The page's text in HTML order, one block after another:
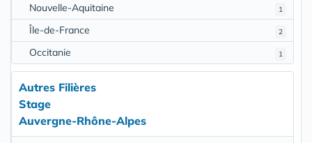
1
Nouvelle-Aquitaine
2
Île-de-France
1
Occitanie
Autres Filières
Stage
Auvergne-Rhône-Alpes